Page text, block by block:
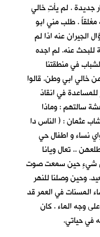
جديدة . لم يأتِ خالي
مغلقاً . طلب مني ابو
الجيران عنه اذا لم
للبحث عنه. لم اجده
في منطقتنا
خالي ابي وطن. قالوا
في انقاذ
سالتهم : وماذا
عثمان : ( الناس دا
نساء و اطفال حي
.. تعال ويانا
شيءٍ حين سمعت صوت
وحين وصلنا للنهر
المسنات في العمر قد
وجه الماء . كان
في حياتي.